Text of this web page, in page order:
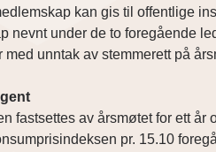
kan gis til offentlige
nevnt under de to foregående
med unntak av stemmerett på
fastsettes av årsmøtet for ett
pr. 15.10